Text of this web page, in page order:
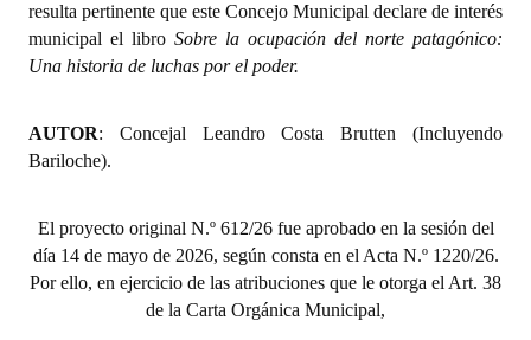
Entrega de distinciones
REFORMA DE LA CARTA ORGÁNICA
resulta pertinente que este Concejo Municipal declare de interés
municipal el libro Sobre la ocupación del norte patagónico:
Una historia de luchas por el poder.
AUTOR: Concejal Leandro Costa Brutten (Incluyendo
Bariloche).
El proyecto original N.º 612/26 fue aprobado en la sesión del
día 14 de mayo de 2026, según consta en el Acta N.º 1220/26.
Por ello, en ejercicio de las atribuciones que le otorga el Art. 38
de la Carta Orgánica Municipal,